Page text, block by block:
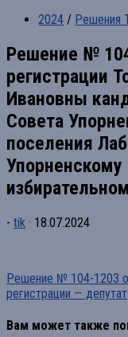
2024 / Решения
Решение №
регистрации
Ивановны
Совета
поселения
- tik · 18.07.2024
Решение № 104-1203
регистрации — депутат
Вам может также